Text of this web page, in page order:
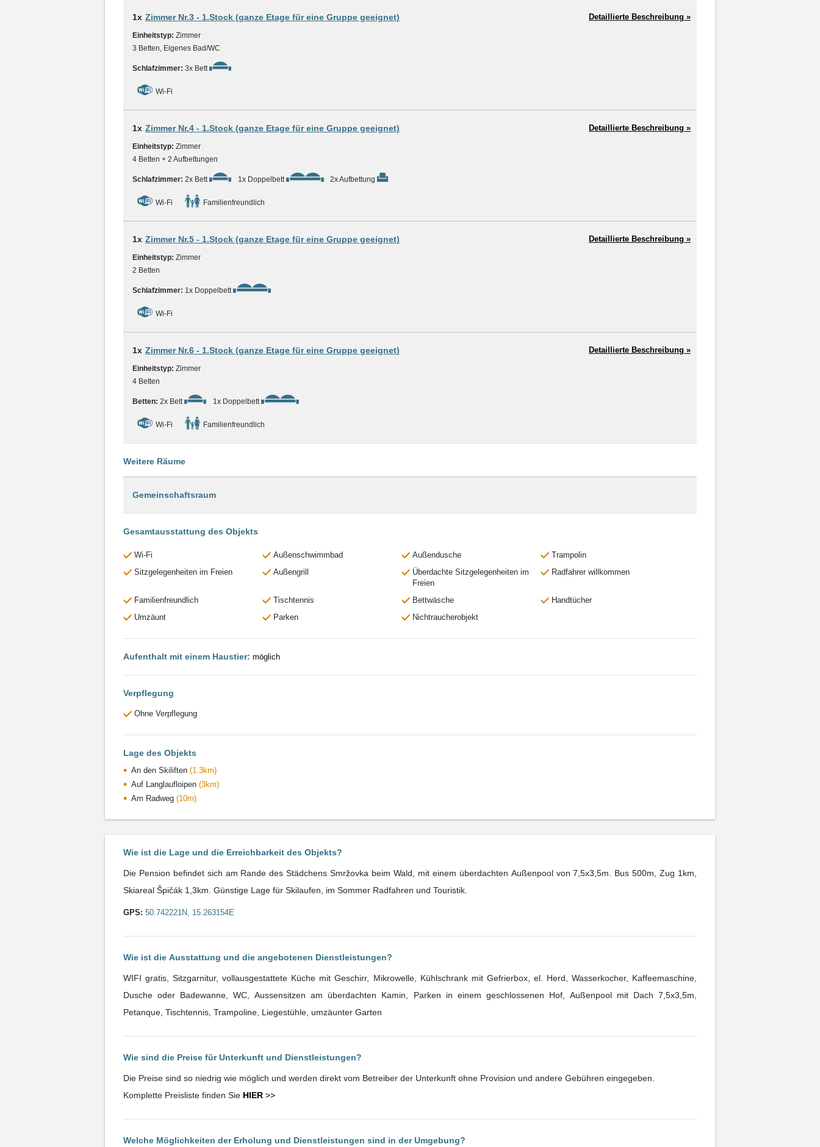
1x Zimmer Nr.3 - 1.Stock (ganze Etage für eine Gruppe geeignet)
Einheitstyp: Zimmer
3 Betten, Eigenes Bad/WC
Schlafzimmer: 3x Bett
Wi-Fi
Detaillierte Beschreibung »
1x Zimmer Nr.4 - 1.Stock (ganze Etage für eine Gruppe geeignet)
Einheitstyp: Zimmer
4 Betten + 2 Aufbettungen
Schlafzimmer: 2x Bett 1x Doppelbett 2x Aufbettung
Wi-Fi Familienfreundlich
Detaillierte Beschreibung »
1x Zimmer Nr.5 - 1.Stock (ganze Etage für eine Gruppe geeignet)
Einheitstyp: Zimmer
2 Betten
Schlafzimmer: 1x Doppelbett
Wi-Fi
Detaillierte Beschreibung »
1x Zimmer Nr.6 - 1.Stock (ganze Etage für eine Gruppe geeignet)
Einheitstyp: Zimmer
4 Betten
Betten: 2x Bett 1x Doppelbett
Wi-Fi Familienfreundlich
Detaillierte Beschreibung »
Weitere Räume
Gemeinschaftsraum
Gesamtausstattung des Objekts
Wi-Fi Außenschwimmbad Außendusche
Trampolin
Sitzgelegenheiten im Freien
Außengrill
Überdachte Sitzgelegenheiten im
Freien
Radfahrer willkommen
Familienfreundlich Tischtennis Bettwäsche
Handtücher
Umzäunt
Parken Nichtraucherobjekt
Aufenthalt mit einem Haustier: möglich
Verpflegung
Ohne Verpflegung
Lage des Objekts
An den Skiliften (1.3km)
Auf Langlaufloipen (3km)
Am Radweg (10m)
Wie ist die Lage und die Erreichbarkeit des Objekts?
Die Pension befindet sich am Rande des Städchens Smržovka beim Wald, mit einem überdachten Außenpool von 7,5x3,5m. Bus 500m, Zug 1km,
Skiareal Špičák 1,3km. Günstige Lage für Skilaufen, im Sommer Radfahren und Touristik.
GPS: 50.742221N, 15.263154E
Wie ist die Ausstattung und die angebotenen Dienstleistungen?
WIFI gratis, Sitzgarnitur, vollausgestattete Küche mit Geschirr, Mikrowelle, Kühlschrank mit Gefrierbox, el. Herd, Wasserkocher, Kaffeemaschine,
Dusche oder Badewanne, WC, Aussensitzen am überdachten Kamin, Parken in einem geschlossenen Hof, Außenpool mit Dach 7,5x3,5m,
Petanque, Tischtennis, Trampoline, Liegestühle, umzäunter Garten
Wie sind die Preise für Unterkunft und Dienstleistungen?
Die Preise sind so niedrig wie möglich und werden direkt vom Betreiber der Unterkunft ohne Provision und andere Gebühren eingegeben.
Komplette Preisliste finden Sie HIER >>
Welche Möglichkeiten der Erholung und Dienstleistungen sind in der Umgebung?